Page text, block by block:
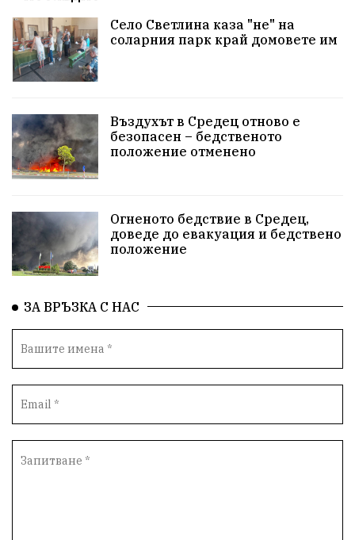
Село Светлина каза "не" на
соларния парк край домовете им
Въздухът в Средец отново е
безопасен – бедственото
положение отменено
Огненото бедствие в Средец,
доведе до евакуация и бедствено
положение
ЗА ВРЪЗКА С НАС